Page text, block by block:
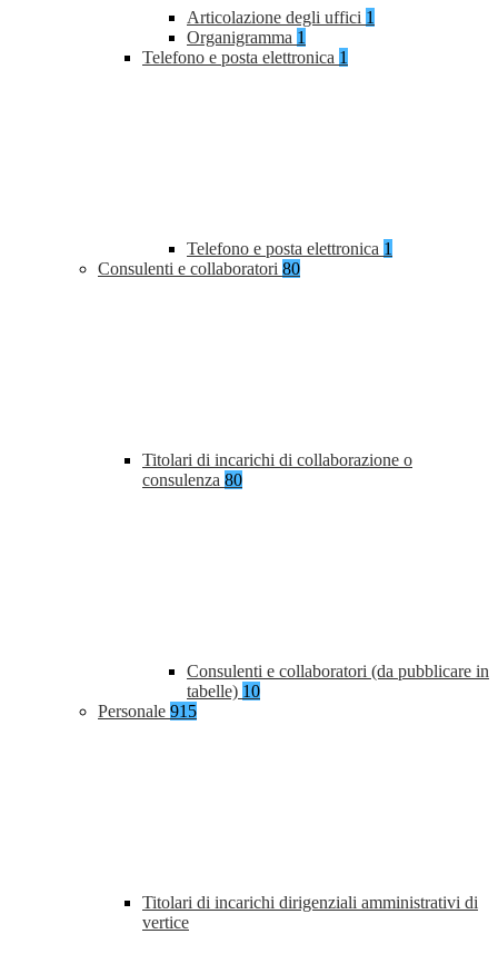
Articolazione degli uffici 1
Organigramma 1
Telefono e posta elettronica 1
Telefono e posta elettronica 1
Consulenti e collaboratori 80
Titolari di incarichi di collaborazione o
consulenza 80
Consulenti e collaboratori (da pubblicare in
tabelle) 10
Personale 915
Titolari di incarichi dirigenziali amministrativi di
vertice